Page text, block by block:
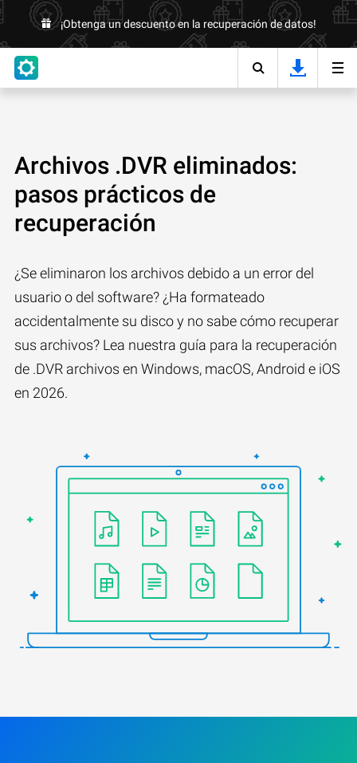
¡Obtenga un descuento en la recuperación de datos!
Archivos .DVR eliminados:
pasos prácticos de
recuperación
¿Se eliminaron los archivos debido a un error del
usuario o del software? ¿Ha formateado
accidentalmente su disco y no sabe cómo recuperar
sus archivos? Lea nuestra guía para la recuperación
de .DVR archivos en Windows, macOS, Android e iOS
en 2026.